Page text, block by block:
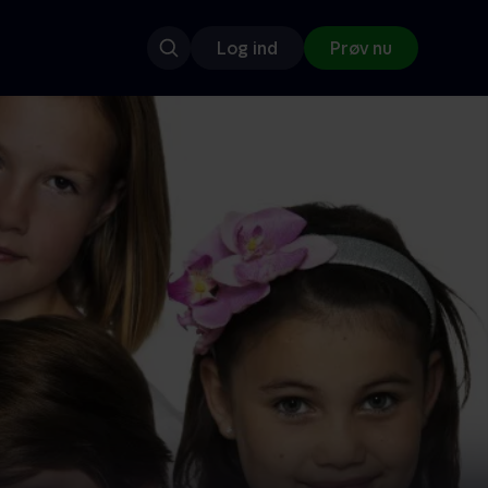
Log ind Prøv nu